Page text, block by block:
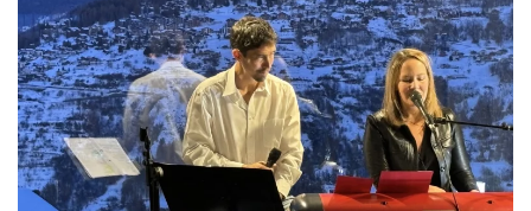
Read more